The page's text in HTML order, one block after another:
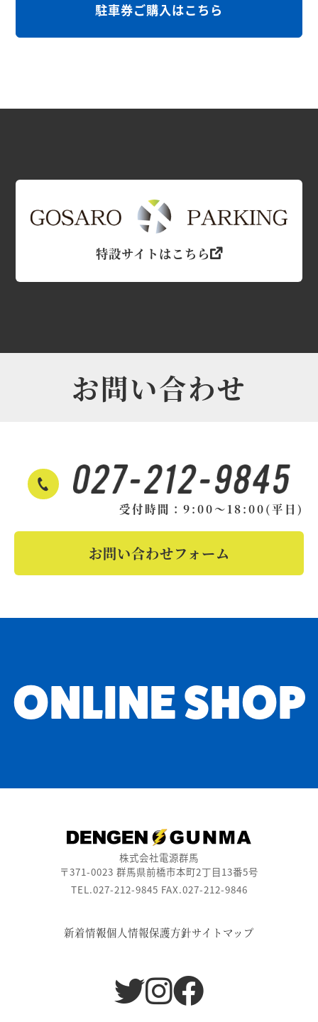
駐車券ご購入はこちら
特設サイトはこちら
お問い合わせ
受付時間：9:00～18:00(平日)
お問い合わせフォーム
ONLINE SHOP
株式会社電源群馬
〒371-0023 群馬県前橋市本町2丁目13番5号
TEL.027-212-9845 FAX.027-212-9846
新着情報個人情報保護方針サイトマップ